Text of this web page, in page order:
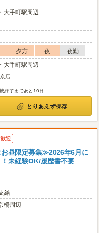
大手町駅周辺
夕方 夜
夜勤
大手町駅周辺
店
終了まであと10日
とりあえず保存
迎
お昼限定募集≫2026年6月に
未経験OK/履歴書不要
給
橋周辺